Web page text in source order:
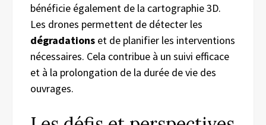
bénéficie également de la cartographie 3D.
Les drones permettent de détecter les
dégradations et de planifier les interventions
nécessaires. Cela contribue à un suivi efficace
et à la prolongation de la durée de vie des
ouvrages.